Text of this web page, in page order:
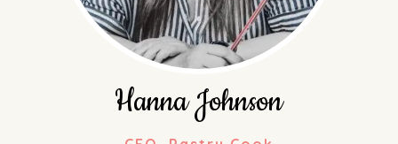
Hanna Johnson